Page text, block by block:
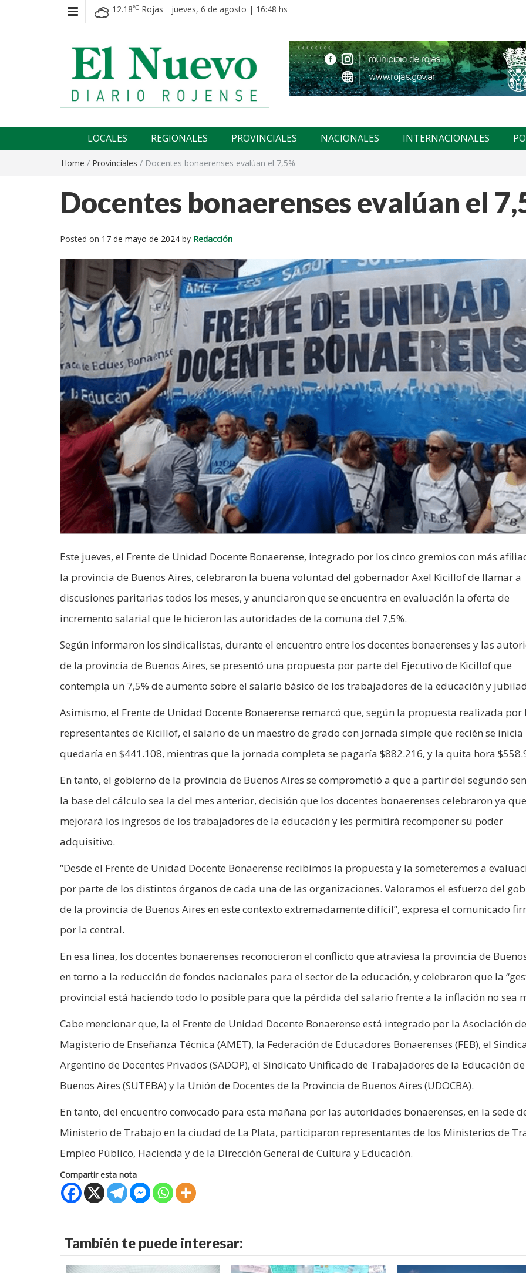
12.18℃ Rojas jueves, 6 de agosto | 16:48 hs
El nuevo rojense
LOCALES REGIONALES PROVINCIALES NACIONALES INTERNACIONALES
Home / Provinciales / Docentes bonaerenses evalúan el 7,5%
Docentes bonaerenses evalúan el
Posted on 17 de mayo de 2024 by Redacción
Este jueves, el Frente de Unidad Docente Bonaerense, integrado por los cinco gremios con más
la provincia de Buenos Aires, celebraron la buena voluntad del gobernador Axel Kicillof de llamar a
discusiones paritarias todos los meses, y anunciaron que se encuentra en evaluación la oferta de
incremento salarial que le hicieron las autoridades de la comuna del 7,5%.
Según informaron los sindicalistas, durante el encuentro entre los docentes bonaerenses y las
de la provincia de Buenos Aires, se presentó una propuesta por parte del Ejecutivo de Kicillof que
contempla un 7,5% de aumento sobre el salario básico de los trabajadores de la educación y
Asimismo, el Frente de Unidad Docente Bonaerense remarcó que, según la propuesta realizada por
representantes de Kicillof, el salario de un maestro de grado con jornada simple que recién se inicia
quedaría en $441.108, mientras que la jornada completa se pagaría $882.216, y la quita hora
En tanto, el gobierno de la provincia de Buenos Aires se comprometió a que a partir del segundo
la base del cálculo sea la del mes anterior, decisión que los docentes bonaerenses celebraron ya que
mejorará los ingresos de los trabajadores de la educación y les permitirá recomponer su poder
adquisitivo.
“Desde el Frente de Unidad Docente Bonaerense recibimos la propuesta y la someteremos a
por parte de los distintos órganos de cada una de las organizaciones. Valoramos el esfuerzo del
de la provincia de Buenos Aires en este contexto extremadamente difícil”, expresa el comunicado
por la central.
En esa línea, los docentes bonaerenses reconocieron el conflicto que atraviesa la provincia de
en torno a la reducción de fondos nacionales para el sector de la educación, y celebraron que la
provincial está haciendo todo lo posible para que la pérdida del salario frente a la inflación no sea
Cabe mencionar que, la el Frente de Unidad Docente Bonaerense está integrado por la Asociación
Magisterio de Enseñanza Técnica (AMET), la Federación de Educadores Bonaerenses (FEB), el
Argentino de Docentes Privados (SADOP), el Sindicato Unificado de Trabajadores de la Educación de
Buenos Aires (SUTEBA) y la Unión de Docentes de la Provincia de Buenos Aires (UDOCBA).
En tanto, del encuentro convocado para esta mañana por las autoridades bonaerenses, en la sede
Ministerio de Trabajo en la ciudad de La Plata, participaron representantes de los Ministerios de
Empleo Público, Hacienda y de la Dirección General de Cultura y Educación.
Compartir esta nota
También te puede interesar: